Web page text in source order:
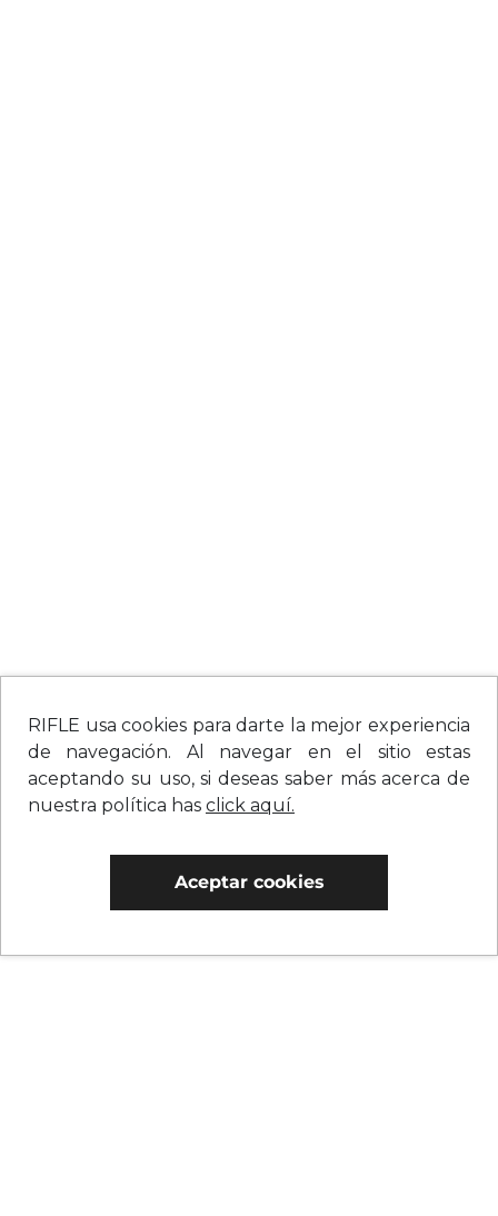
RIFLE usa cookies para darte la mejor experiencia
de navegación. Al navegar en el sitio estas
aceptando su uso, si deseas saber más acerca de
nuestra política has click aquí.
Aceptar cookies